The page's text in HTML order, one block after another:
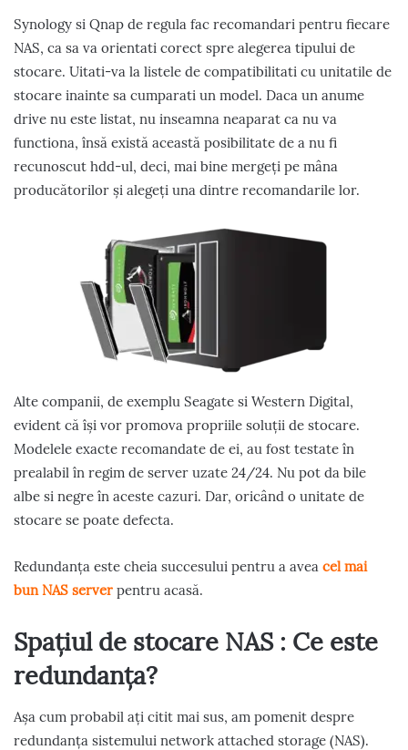
Synology si Qnap de regula fac recomandari pentru fiecare
NAS, ca sa va orientati corect spre alegerea tipului de
stocare. Uitati-va la listele de compatibilitati cu unitatile de
stocare inainte sa cumparati un model. Daca un anume
drive nu este listat, nu inseamna neaparat ca nu va
functiona, însă există această posibilitate de a nu fi
recunoscut hdd-ul, deci, mai bine mergeți pe mâna
producătorilor și alegeți una dintre recomandarile lor.
Alte companii, de exemplu Seagate si Western Digital,
evident că își vor promova propriile soluții de stocare.
Modelele exacte recomandate de ei, au fost testate în
prealabil în regim de server uzate 24/24. Nu pot da bile
albe si negre în aceste cazuri. Dar, oricând o unitate de
stocare se poate defecta.
Redundanța este cheia succesului pentru a avea cel mai
bun NAS server pentru acasă.
Spațiul de stocare NAS : Ce este
redundanța?
Așa cum probabil ați citit mai sus, am pomenit despre
redundanța sistemului network attached storage (NAS).